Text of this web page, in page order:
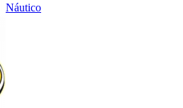
Náutico